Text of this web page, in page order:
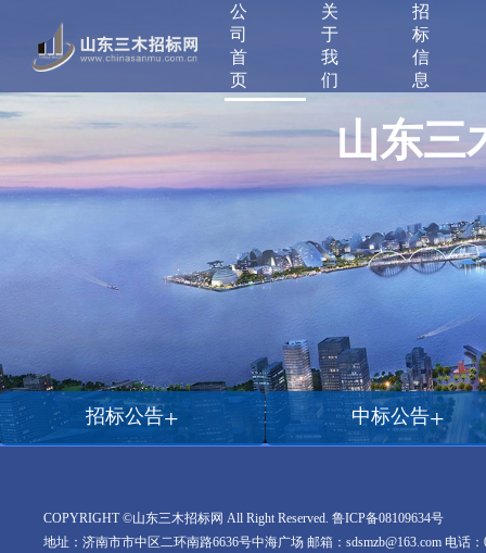
公
司
首
页
关
于
我
们
招
标
信
息
山东三
招标公告+ 中标公告+
COPYRIGHT ©山东三木招标网 All Right Reserved. 鲁ICP备08109634号
地址：济南市市中区二环南路6636号中海广场 邮箱：sdsmzb@163.com 电话：